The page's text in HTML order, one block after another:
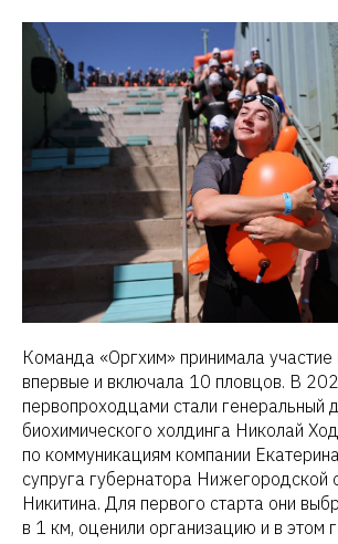
Команда «Оргхим» принимала участие
впервые и включала 10 пловцов. В
первопроходцами стали генеральный
биохимического холдинга Николай
по коммуникациям компании
супруга губернатора Нижегородской
Никитина. Для первого старта они
в 1 км, оценили организацию и в этом